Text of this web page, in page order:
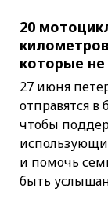
20
которые не
27 июня
отправятся в
чтобы
и помочь
быть